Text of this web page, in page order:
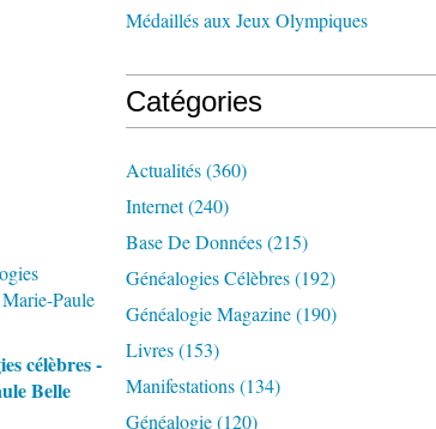
célèbres -
Belle
Médaillés aux Jeux Olympiques
Catégories
Actualités(360)
Internet(240)
Base De Données(215)
Généalogies Célèbres(192)
Généalogie Magazine(190)
Livres(153)
Manifestations(134)
Généalogie(120)